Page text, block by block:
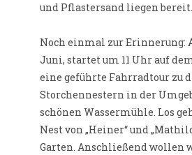
und Pflastersand liegen bereit.
Noch einmal zur Erinnerung:
Juni, startet um 11 Uhr auf
eine geführte Fahrradtour zu
Storchennestern in der
schönen Wassermühle. Los
Nest von „Heiner“ und
Garten. Anschließend wollen